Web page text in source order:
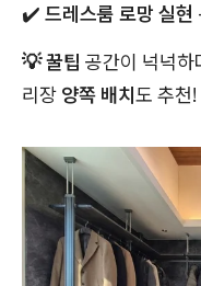
✔️ 드레스룸 로망 실현
💡 꿀팁 공간이 넉넉하
리장 양쪽 배치도 추천!